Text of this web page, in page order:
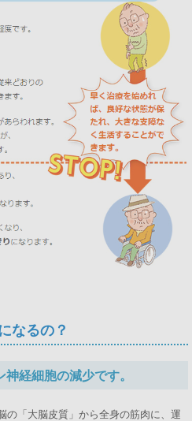
なるの？
経細胞の減少です。
の「大脳皮質」から全身の筋肉に、運